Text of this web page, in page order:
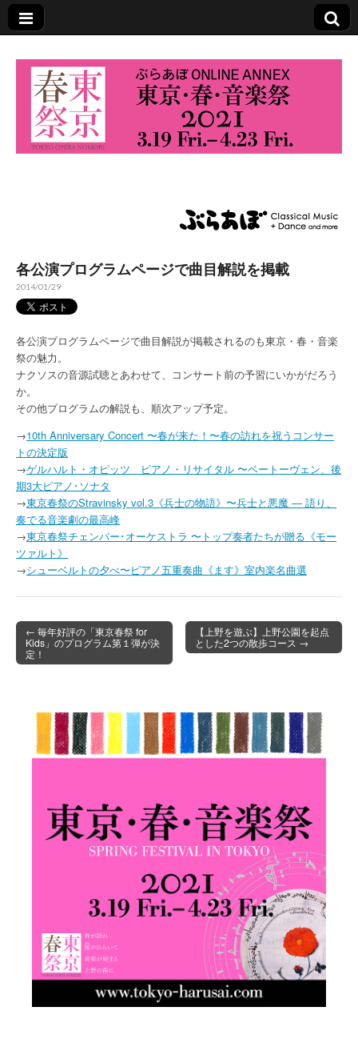
東京・春・音楽祭
各公演プログラムページで曲目解説を掲載
2014/01/29
各公演プログラムページで曲目解説が掲載されるのも東京・春・音楽
祭の魅力。
ナクソスの音源試聴とあわせて、コンサート前の予習にいかがだろう
か。
その他プログラムの解説も、順次アップ予定。
→10th Anniversary Concert 〜春が来た！〜春の訪れを祝うコンサー
トの決定版
→ゲルハルト・オピッツ ピアノ・リサイタル 〜ベートーヴェン、後
期3大ピアノ･ソナタ
→東京春祭のStravinsky vol.3《兵士の物語》〜兵士と悪魔 — 語り、
奏でる音楽劇の最高峰
→東京春祭チェンバー･オーケストラ 〜トップ奏者たちが贈る《モー
ツァルト》
→シューベルトの夕べ〜ピアノ五重奏曲《ます》室内楽名曲選
Post navigation
← 毎年好評の「東京春祭 for
Kids」のプログラム第１弾が決
定！
【上野を遊ぶ】上野公園を起点
とした2つの散歩コース →